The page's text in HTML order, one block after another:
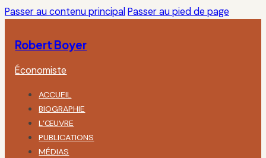
Passer au contenu principal Passer au pied de page
Robert Boyer
Économiste
ACCUEIL
BIOGRAPHIE
L’ŒUVRE
PUBLICATIONS
MÉDIAS